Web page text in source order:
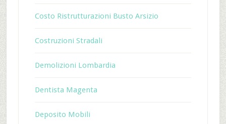
Costo Ristrutturazioni Busto Arsizio
Costruzioni Stradali
Demolizioni Lombardia
Dentista Magenta
Deposito Mobili